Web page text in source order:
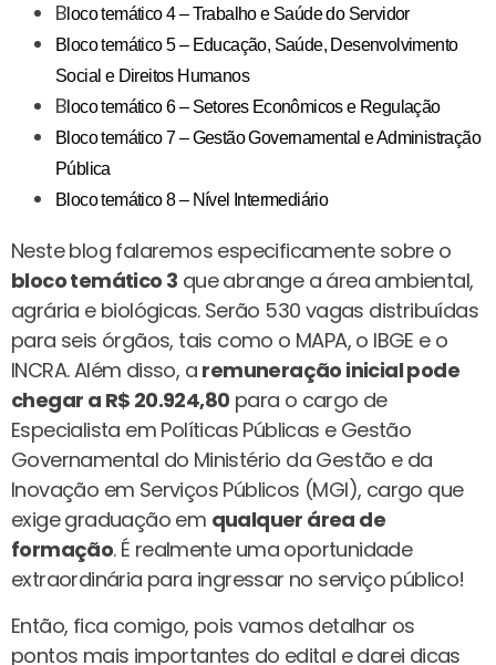
B loco temático 4 – Trabalho e Saúde do Servidor
Bloco temático 5 – Educação, Saúde, Desenvolvimento
Social e Direitos Humanos
B loco temático 6 – Setores Econômicos e Regulação
Bloco temático 7 – Gestão Governamental e Administração
Pública
Bloco temático 8 – Nível Intermediário
Neste blog falaremos especificamente sobre o
bloco temático 3 que abrange a área ambiental,
agrária e biológicas. Serão 530 vagas distribuídas
para seis órgãos, tais como o MAPA, o IBGE e o
INCRA. Além disso, a remuneração inicial pode
chegar a R$ 20.924,80 para o cargo de
Especialista em Políticas Públicas e Gestão
Governamental do Ministério da Gestão e da
Inovação em Serviços Públicos (MGI), cargo que
exige graduação em qualquer área de
formação. É realmente uma oportunidade
extraordinária para ingressar no serviço público!
Então, fica comigo, pois vamos detalhar os
pontos mais importantes do edital e darei dicas